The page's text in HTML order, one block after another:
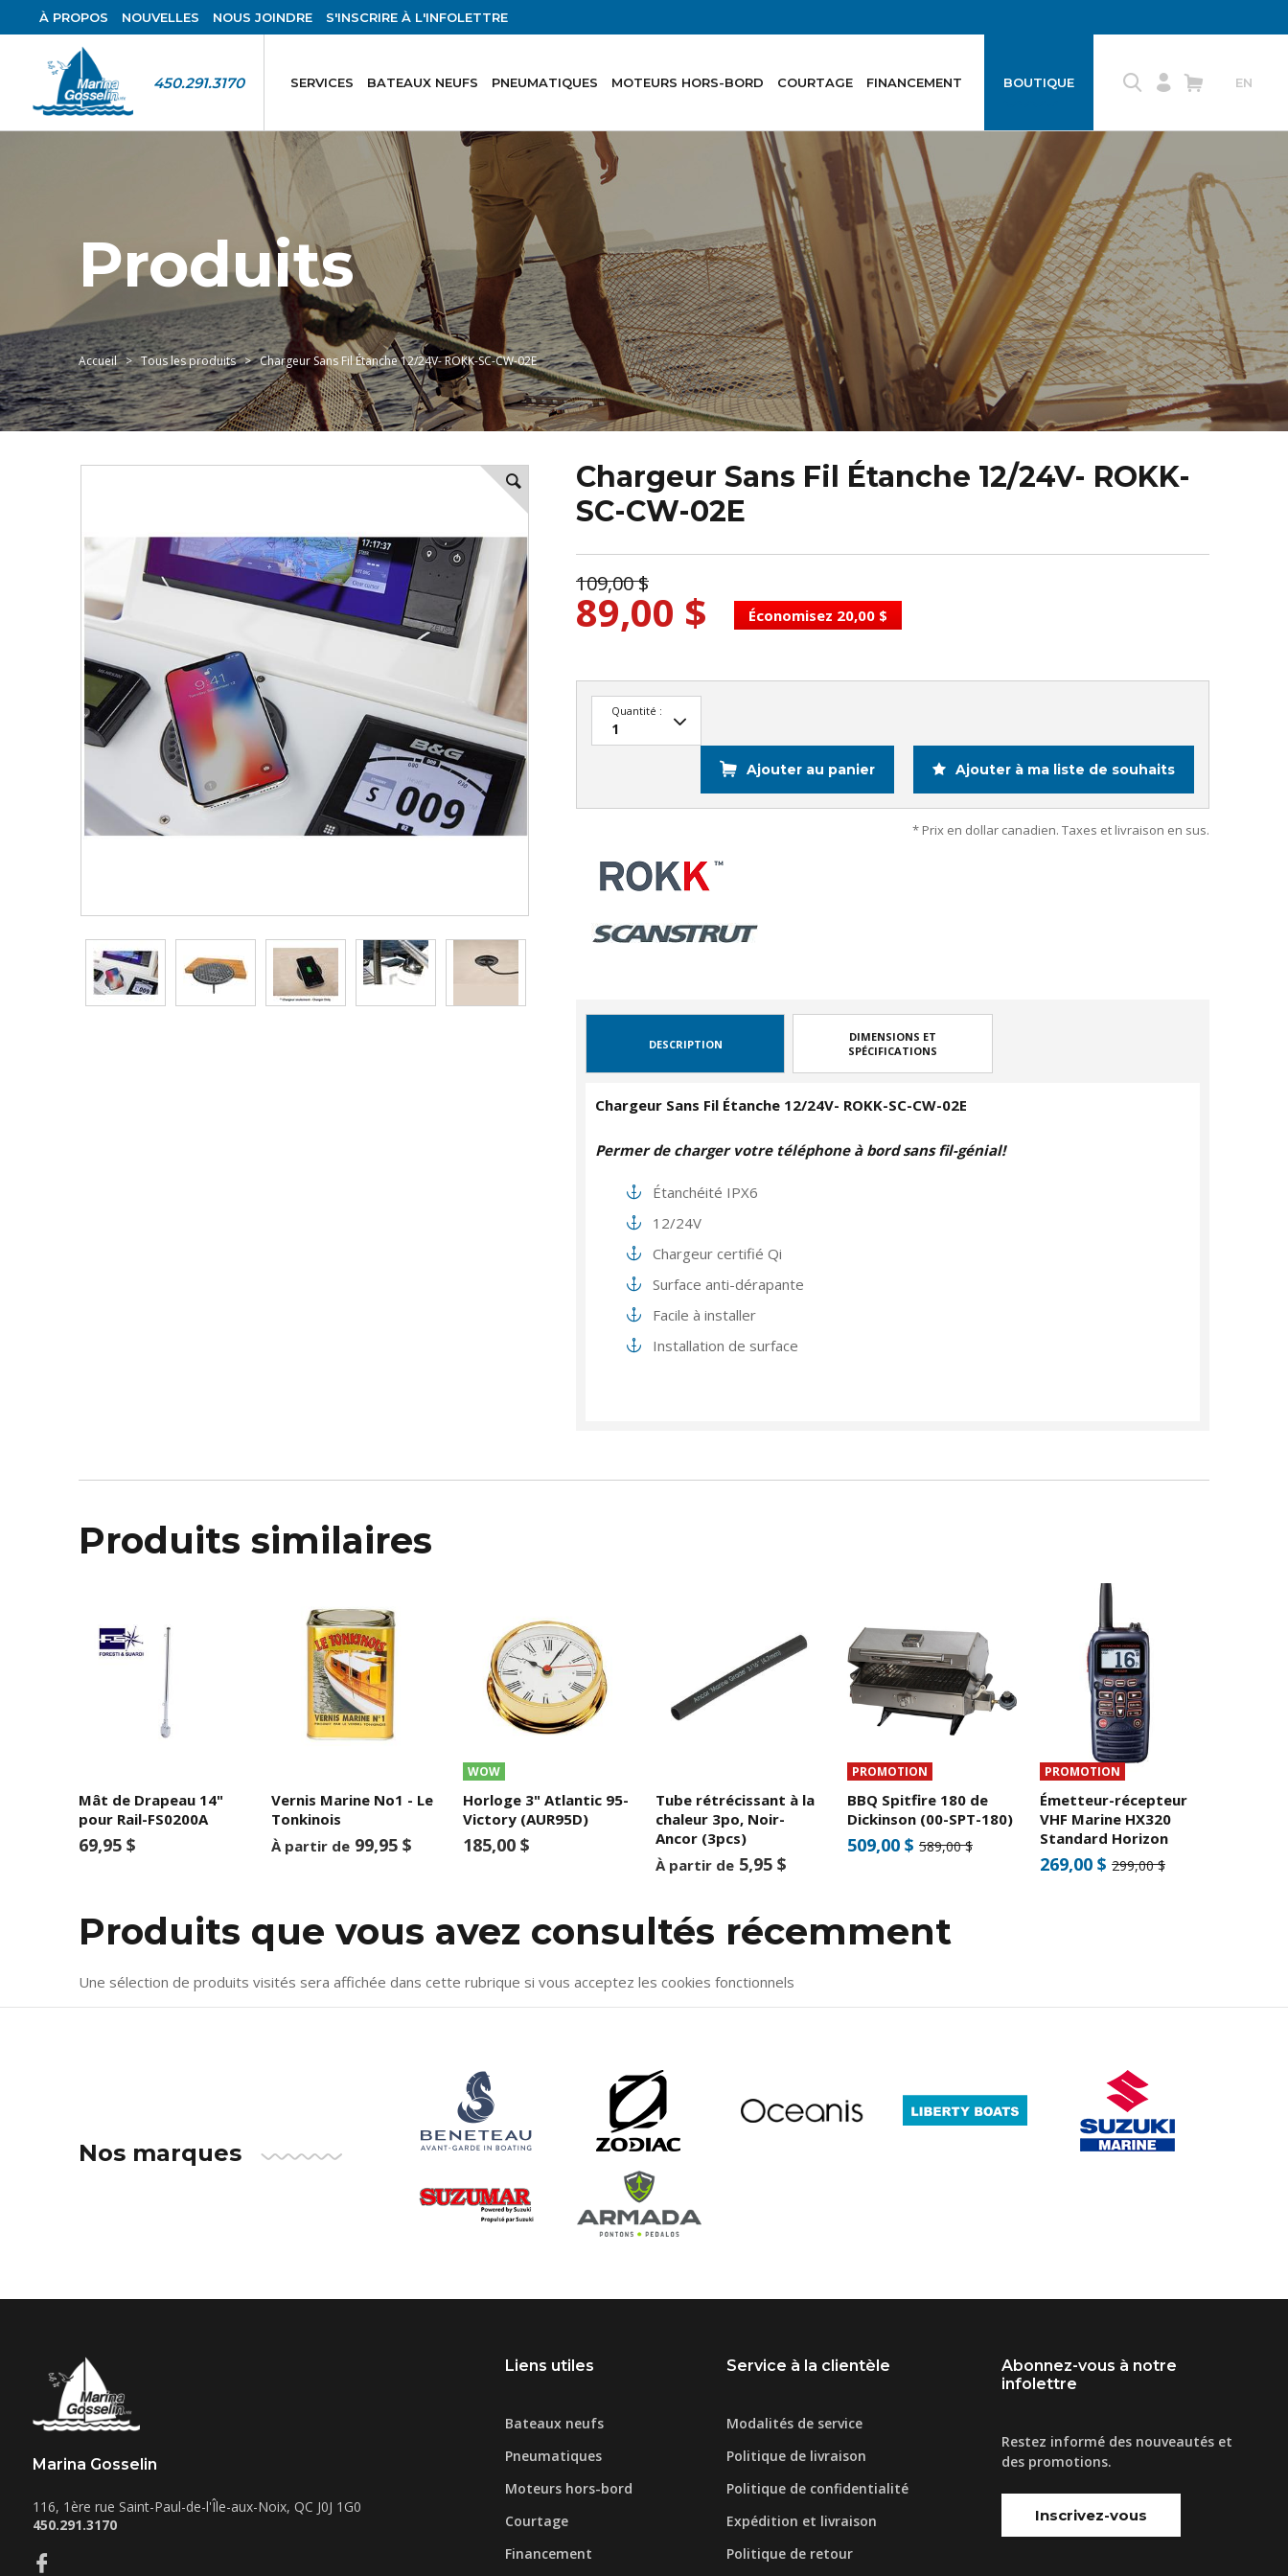
À PROPOS NOUVELLES NOUS JOINDRE S'INSCRIRE À L'INFOLETTRE
450.291.3170 SERVICES BATEAUX NEUFS PNEUMATIQUES MOTEURS HORS-BORD COURTAGE FINANCEMENT BOUTIQUE EN
Produits
Accueil Tous les produits Chargeur Sans Fil Étanche 12/24V- ROKK-SC-CW-02E
Chargeur Sans Fil Étanche 12/24V- ROKK-
SC-CW-02E
109,00 $
89,00 $ Économisez 20,00 $
Quantité :
Ajouter au panier Ajouter à ma liste de souhaits
* Prix en dollar canadien. Taxes et livraison en sus.
DESCRIPTION
DIMENSIONS ET
SPÉCIFICATIONS
Chargeur Sans Fil Étanche 12/24V- ROKK-SC-CW-02E
Permer de charger votre téléphone à bord sans fil-génial!
Étanchéité IPX6
12/24V
Chargeur certifié Qi
Surface anti-dérapante
Facile à installer
Installation de surface
Produits similaires
Mât de Drapeau 14"
pour Rail-FS0200A
69,95 $
Vernis Marine No1 - Le
Tonkinois
À partir de 99,95 $
WOW
Horloge 3" Atlantic 95-
Victory (AUR95D)
185,00 $
Tube rétrécissant à la
chaleur 3po, Noir-
Ancor (3pcs)
À partir de 5,95 $
PROMOTION
BBQ Spitfire 180 de
Dickinson (00-SPT-180)
509,00 $ 589,00 $
PROMOTION
Émetteur-récepteur
VHF Marine HX320
Standard Horizon
269,00 $ 299,00 $
Produits que vous avez consultés récemment
Une sélection de produits visités sera affichée dans cette rubrique si vous acceptez les cookies fonctionnels
Nos marques
Marina Gosselin
116, 1ère rue Saint-Paul-de-l'Île-aux-Noix, QC J0J 1G0
450.291.3170
Liens utiles
Bateaux neufs
Pneumatiques
Moteurs hors-bord
Courtage
Financement
Service à la clientèle
Modalités de service
Politique de livraison
Politique de confidentialité
Expédition et livraison
Politique de retour
Abonnez-vous à notre
infolettre
Restez informé des nouveautés et
des promotions.
Inscrivez-vous